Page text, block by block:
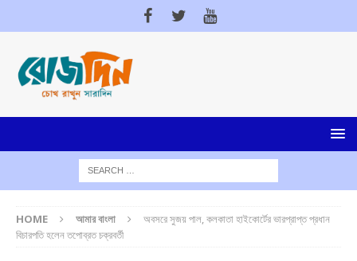
HOME আমার বাংলা
অবসরে সুজয় পাল, কলকাতা হাইকোর্টের ভারপ্রাপ্ত প্রধান
বিচারপতি হলেন তপোব্রত চক্রবর্তী